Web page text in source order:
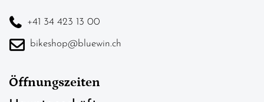
+41 34 423 13 00
bikeshop@bluewin.ch
Öffnungszeiten